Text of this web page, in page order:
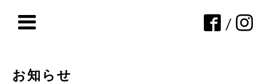
/
お知らせ